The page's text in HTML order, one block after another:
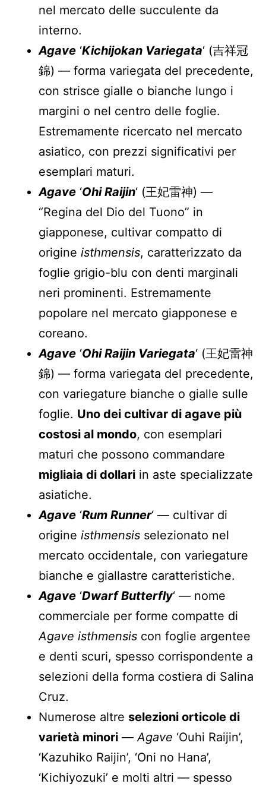
nel mercato delle succulente da
interno.
Agave ‘Kichijokan Variegata‘ (吉祥冠
錦) — forma variegata del precedente,
con strisce gialle o bianche lungo i
margini o nel centro delle foglie.
Estremamente ricercato nel mercato
asiatico, con prezzi significativi per
esemplari maturi.
Agave ‘Ohi Raijin‘ (王妃雷神) —
“Regina del Dio del Tuono” in
giapponese, cultivar compatto di
origine isthmensis, caratterizzato da
foglie grigio-blu con denti marginali
neri prominenti. Estremamente
popolare nel mercato giapponese e
coreano.
Agave ‘Ohi Raijin Variegata‘ (王妃雷神
錦) — forma variegata del precedente,
con variegature bianche o gialle sulle
foglie. Uno dei cultivar di agave più
costosi al mondo, con esemplari
maturi che possono commandare
migliaia di dollari in aste specializzate
asiatiche.
Agave ‘Rum Runner‘ — cultivar di
origine isthmensis selezionato nel
mercato occidentale, con variegature
bianche e giallastre caratteristiche.
Agave ‘Dwarf Butterfly‘ — nome
commerciale per forme compatte di
Agave isthmensis con foglie argentee
e denti scuri, spesso corrispondente a
selezioni della forma costiera di Salina
Cruz.
Numerose altre selezioni orticole di
varietà minori — Agave ‘Ouhi Raijin’,
‘Kazuhiko Raijin’, ‘Oni no Hana’,
‘Kichiyozuki’ e molti altri — spesso